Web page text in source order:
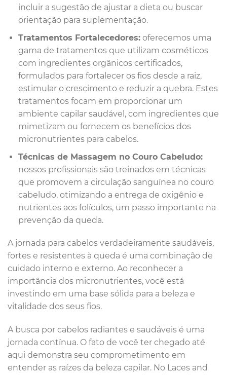
incluir a sugestão de ajustar a dieta ou buscar
orientação para suplementação.
Tratamentos Fortalecedores:oferecemos uma
gama de tratamentos que utilizam cosméticos
com ingredientes orgânicos certificados,
formulados para fortalecer os fios desde a raiz,
estimular o crescimento e reduzir a quebra. Estes
tratamentos focam em proporcionar um
ambiente capilar saudável, com ingredientes que
mimetizam ou fornecem os benefícios dos
micronutrientes para cabelos.
Técnicas de Massagem no Couro Cabeludo:
nossos profissionais são treinados em técnicas
que promovem a circulação sanguínea no couro
cabeludo, otimizando a entrega de oxigênio e
nutrientes aos folículos, um passo importante na
prevenção da queda.
A jornada para cabelos verdadeiramente saudáveis,
fortes e resistentes à queda é uma combinação de
cuidado interno e externo. Ao reconhecer a
importância dos micronutrientes, você está
investindo em uma base sólida para a beleza e
vitalidade dos seus fios.
A busca por cabelos radiantes e saudáveis é uma
jornada contínua. O fato de você ter chegado até
aqui demonstra seu comprometimento em
entender as raízes da beleza capilar. No Laces and